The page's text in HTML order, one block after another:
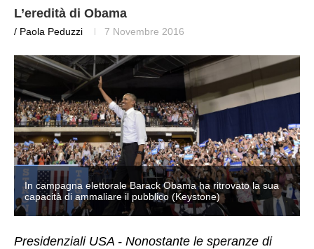
L’eredità di Obama
/ Paola Peduzzi 7 Novembre 2016
In campagna elettorale Barack Obama ha ritrovato la sua
capacità di ammaliare il pubblico (Keystone)
Presidenziali USA - Nonostante le speranze di